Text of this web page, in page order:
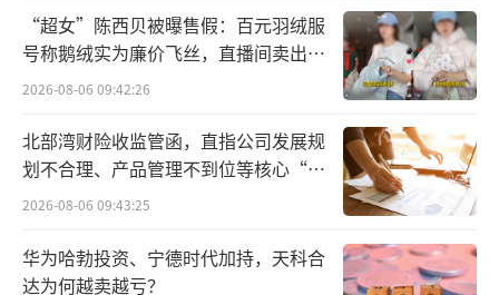
金回馈通知。
今日，理想汽车港股大幅低开，盘中一度
下跌超过6%。事实上，自理想MEGA发布遇冷
以来，理想汽车股价接连下跌，较2月28日高点
“超女”陈西贝被曝售假：百元羽绒服
号称鹅绒实为廉价飞丝，直播间卖出超
百万元
2026-08-06 09:42:26
北部湾财险收监管函，直指公司发展规
划不合理、产品管理不到位等核心“痛
点”
2026-08-06 09:43:25
华为哈勃投资、宁德时代加持，天科合
达为何越卖越亏？